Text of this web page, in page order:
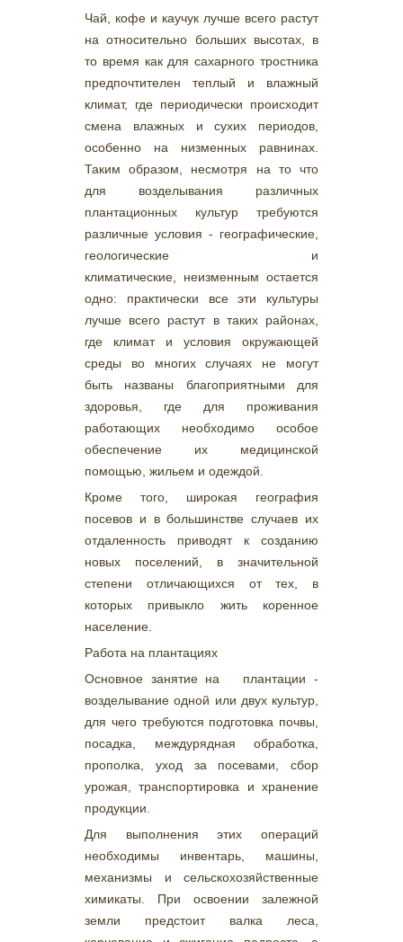
Чай, кофе и каучук лучше всего растут
на относительно больших высотах, в
то время как для сахарного тростника
предпочтителен теплый и влажный
климат, где периодически происходит
смена влажных и сухих периодов,
особенно на низменных равнинах.
Таким образом, несмотря на то что
для возделывания различных
плантационных культур требуются
различные условия - географические,
геологические и
климатические, неизменным остается
одно: практически все эти культуры
лучше всего растут в таких районах,
где климат и условия окружающей
среды во многих случаях не могут
быть названы благоприятными для
здоровья, где для проживания
работающих необходимо особое
обеспечение их медицинской
помощью, жильем и одеждой.
Кроме того, широкая география
посевов и в большинстве случаев их
отдаленность приводят к созданию
новых поселений, в значительной
степени отличающихся от тех, в
которых привыкло жить коренное
население.
Работа на плантациях
Основное занятие на плантации -
возделывание одной или двух культур,
для чего требуются подготовка почвы,
посадка, междурядная обработка,
прополка, уход за посевами, сбор
урожая, транспортировка и хранение
продукции.
Для выполнения этих операций
необходимы инвентарь, машины,
механизмы и сельскохозяйственные
химикаты. При освоении залежной
земли предстоит валка леса,